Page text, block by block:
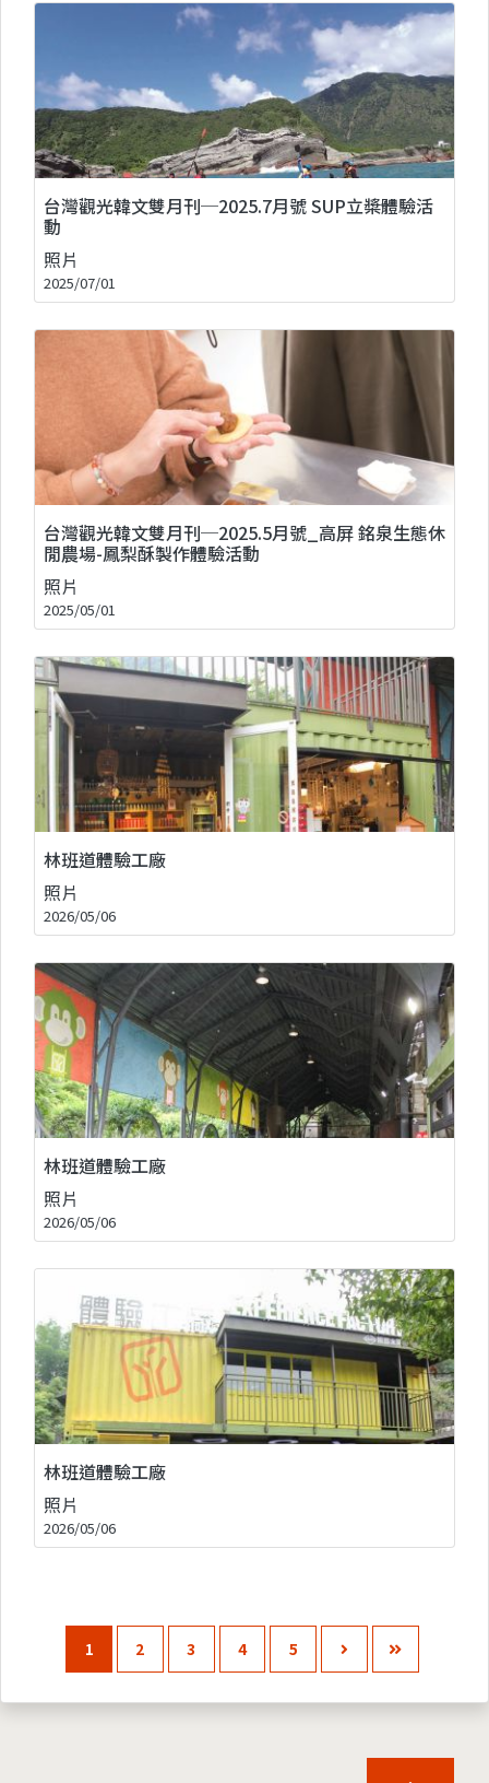
台灣觀光韓文雙月刊─2025.7月號 SUP立槳體驗活
動
照片
2025/07/01
台灣觀光韓文雙月刊─2025.5月號_高屏 銘泉生態休
閒農場-鳳梨酥製作體驗活動
照片
2025/05/01
林班道體驗工廠
照片
2026/05/06
林班道體驗工廠
照片
2026/05/06
林班道體驗工廠
照片
2026/05/06
1 2 3 4 5